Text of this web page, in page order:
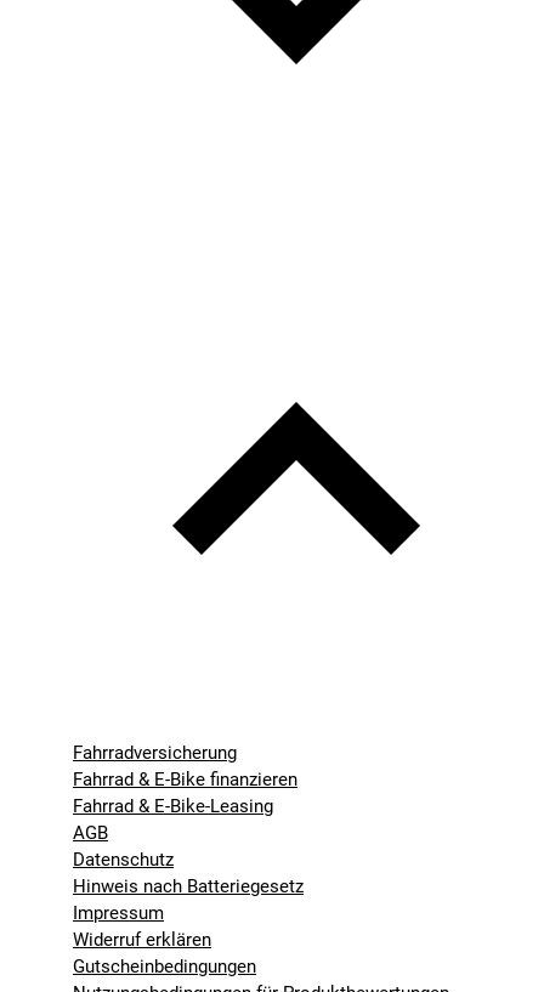
Fahrradversicherung
Fahrrad & E-Bike finanzieren
Fahrrad & E-Bike-Leasing
AGB
Datenschutz
Hinweis nach Batteriegesetz
Impressum
Widerruf erklären
Gutscheinbedingungen